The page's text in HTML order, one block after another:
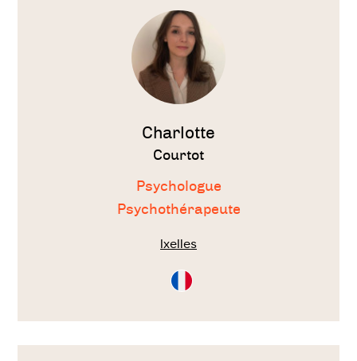
Charlotte
Courtot
Psychologue
Psychothérapeute
Ixelles
Consultation
en
Voir